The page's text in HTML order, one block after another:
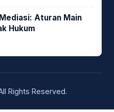
Aturan Main
Hukum
Rights Reserved.